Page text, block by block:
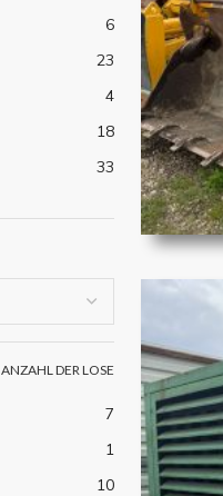
6
23
4
18
33
ANZAHL DER LOSE
7
1
10